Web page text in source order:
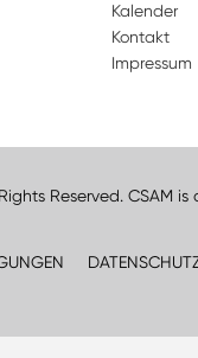
Kalender
Kontakt
Impressum
Reserved. CSAM is